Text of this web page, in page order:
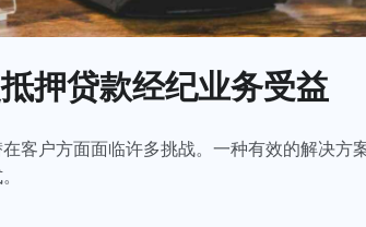
押贷款经纪业务受益
客户方面面临许多挑战。一种有效的解决方